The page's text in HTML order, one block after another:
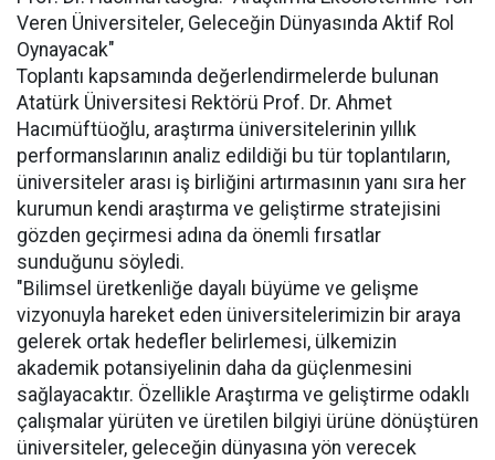
Veren Üniversiteler, Geleceğin Dünyasında Aktif Rol
Oynayacak"
Toplantı kapsamında değerlendirmelerde bulunan
Atatürk Üniversitesi Rektörü Prof. Dr. Ahmet
Hacımüftüoğlu, araştırma üniversitelerinin yıllık
performanslarının analiz edildiği bu tür toplantıların,
üniversiteler arası iş birliğini artırmasının yanı sıra her
kurumun kendi araştırma ve geliştirme stratejisini
gözden geçirmesi adına da önemli fırsatlar
sunduğunu söyledi.
"Bilimsel üretkenliğe dayalı büyüme ve gelişme
vizyonuyla hareket eden üniversitelerimizin bir araya
gelerek ortak hedefler belirlemesi, ülkemizin
akademik potansiyelinin daha da güçlenmesini
sağlayacaktır. Özellikle Araştırma ve geliştirme odaklı
çalışmalar yürüten ve üretilen bilgiyi ürüne dönüştüren
üniversiteler, geleceğin dünyasına yön verecek